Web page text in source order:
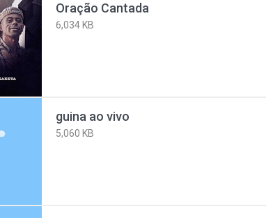
Oração Cantada
6,034 KB
guina ao vivo
5,060 KB